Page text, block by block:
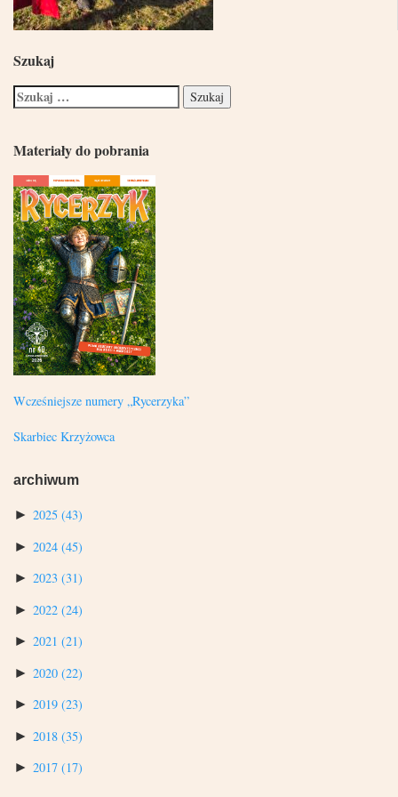
Szukaj
Materiały do pobrania
Wcześniejsze numery „Rycerzyka”
Skarbiec Krzyżowca
archiwum
► 2025 (43)
► 2024 (45)
► 2023 (31)
► 2022 (24)
► 2021 (21)
► 2020 (22)
► 2019 (23)
► 2018 (35)
► 2017 (17)